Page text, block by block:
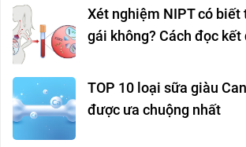
Xét nghiệm NIPT có biết
gái không? Cách đọc kết
TOP 10 loại sữa giàu
được ưa chuộng nhất